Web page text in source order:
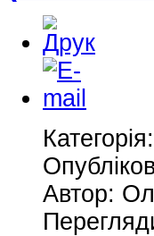
Категорія:
Автор: